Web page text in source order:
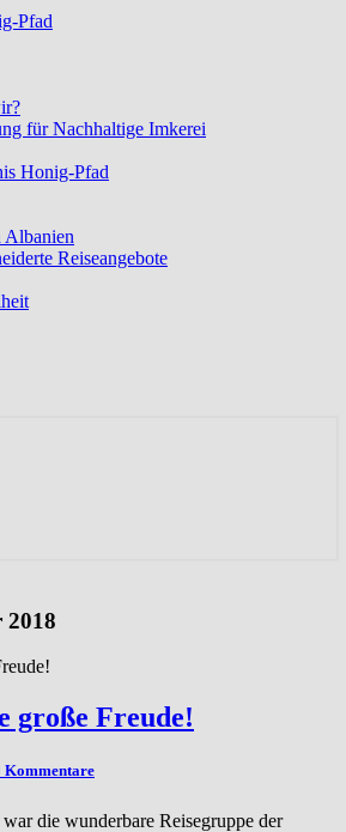
Pfad
für Nachhaltige Imkerei
Honig-Pfad
Albanien
Reiseangebote
2018
große Freude!
Kommentare
die wunderbare Reisegruppe der